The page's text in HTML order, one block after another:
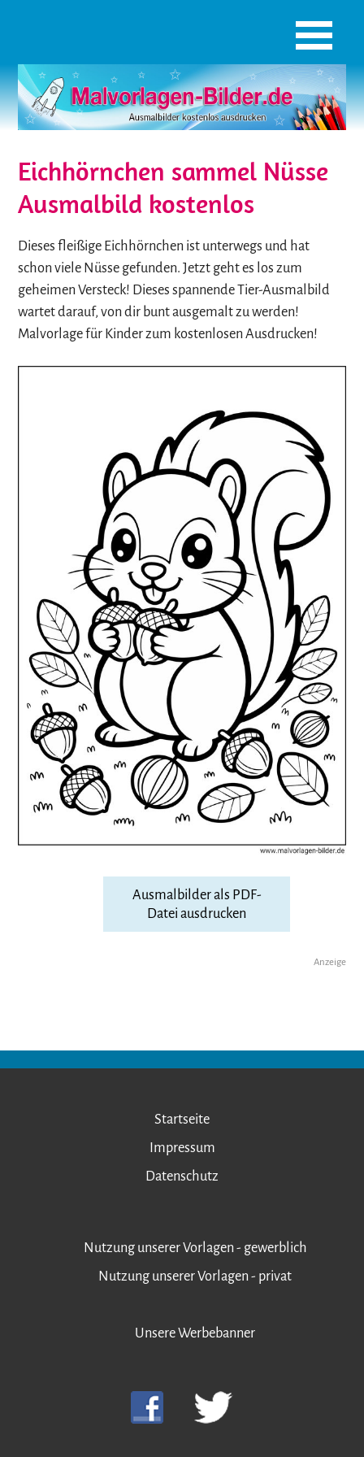
Eichhörnchen sammel Nüsse
Ausmalbild kostenlos
Dieses fleißige Eichhörnchen ist unterwegs und hat
schon viele Nüsse gefunden. Jetzt geht es los zum
geheimen Versteck! Dieses spannende Tier-Ausmalbild
wartet darauf, von dir bunt ausgemalt zu werden!
Malvorlage für Kinder zum kostenlosen Ausdrucken!
Ausmalbilder als PDF-
Datei ausdrucken
Anzeige
Startseite
Impressum
Datenschutz
Nutzung unserer Vorlagen - gewerblich
Nutzung unserer Vorlagen - privat
Unsere Werbebanner